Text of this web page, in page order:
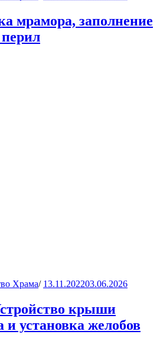
мрамора, заполнение
Храма/ 13.11.202203.06.2026
крыши
и установка желобов